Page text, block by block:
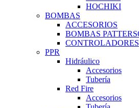
HOCHIKI
BOMBAS
ACCESORIOS
BOMBAS
CONTROLADORES
PPR
Hidráulico
Accesorios
Tubería
Red Fire
Accesorios